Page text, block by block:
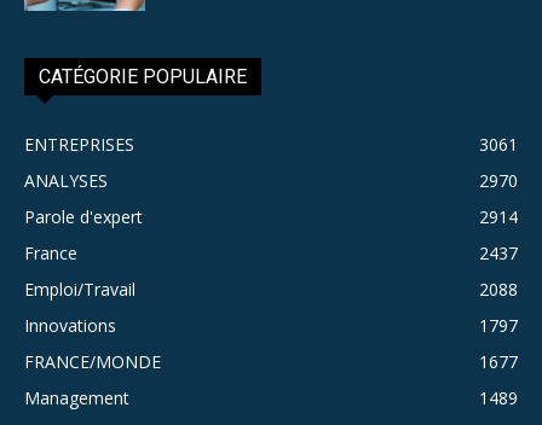
CATÉGORIE POPULAIRE
ENTREPRISES
3061
ANALYSES
2970
Parole d'expert
2914
France
2437
Emploi/Travail
2088
Innovations
1797
FRANCE/MONDE
1677
Management
1489